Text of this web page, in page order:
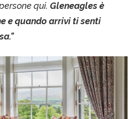
qui. Gleneagles è
e quando arrivi ti senti